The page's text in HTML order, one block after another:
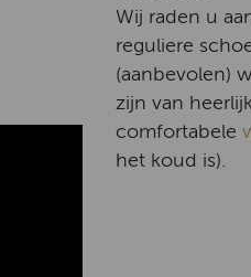
Wij raden u
reguliere
(aanbevolen)
zijn van
comfortabele
het koud is).